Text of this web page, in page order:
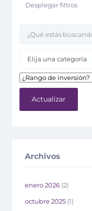
Desplegar filtros
Elija una categoría
Actualizar
Archivos
enero 2026 (2)
octubre 2025 (1)